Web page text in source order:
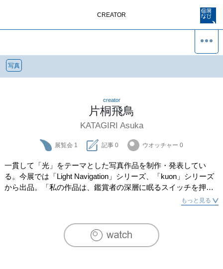
CREATOR
写真
creator
片桐飛鳥
KATAGIRI Asuka
展覧会 1 記事 0 ウオッチャー 0
一貫して「光」をテーマとした写真作品を制作・発表してい
る。今展では「Light Navigation」シリーズ、「kuon」シリーズ
から出品。「私の作品は、鑑賞者の深層に眠るスイッチを押す
ための装置。知らないまま知っていた記憶。遠い過去と未来の
もっと見る